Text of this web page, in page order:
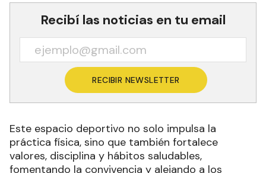
Recibí las noticias en tu email
RECIBIR NEWSLETTER
Este espacio deportivo no solo impulsa la
práctica física, sino que también fortalece
valores, disciplina y hábitos saludables,
fomentando la convivencia y alejando a los